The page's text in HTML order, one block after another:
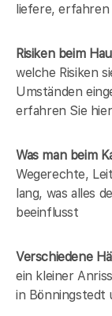
liefere, erfahren
Risiken beim
welche Risiken
Umständen
erfahren Sie hier
Was man beim
Wegerechte,
lang, was alles
beeinflusst
Verschiedene
ein kleiner
in Bönningstedt